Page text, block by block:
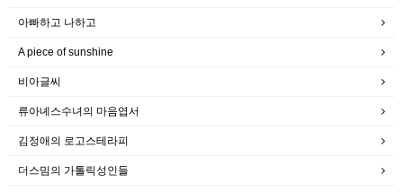
아빠하고 나하고
A piece of sunshine
비아글씨
류아녜스수녀의 마음엽서
김정애의 로고스테라피
더스밈의 가톨릭성인들